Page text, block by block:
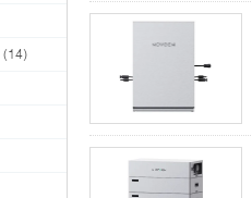
(14)